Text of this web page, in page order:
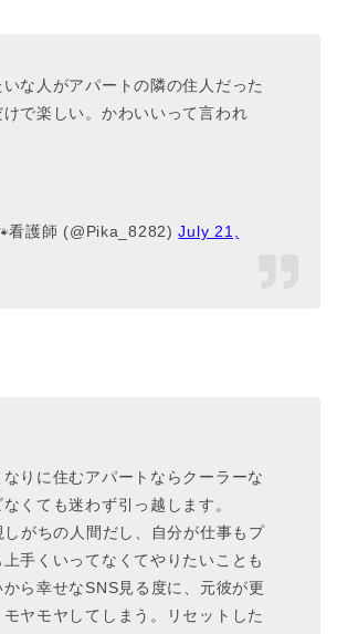
な人がアパートの隣の住人だった
けで楽しい。かわいいって言われ
看護師 (@Pika_8282)July 21,
りに住むアパートならクーラーな
くても迷わず引っ越します。
がちの人間だし、自分が仕事もプ
手くいってなくてやりたいことも
から幸せなSNS見る度に、元彼が更
ヤモヤしてしまう。リセットした